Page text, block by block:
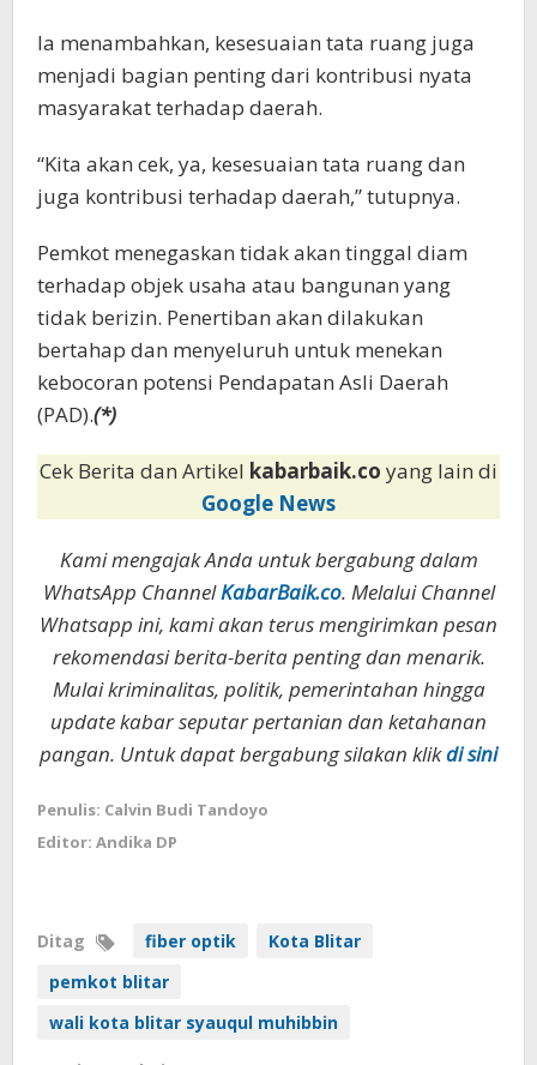
Ia menambahkan, kesesuaian tata ruang juga
menjadi bagian penting dari kontribusi nyata
masyarakat terhadap daerah.
“Kita akan cek, ya, kesesuaian tata ruang dan
juga kontribusi terhadap daerah,” tutupnya.
Pemkot menegaskan tidak akan tinggal diam
terhadap objek usaha atau bangunan yang
tidak berizin. Penertiban akan dilakukan
bertahap dan menyeluruh untuk menekan
kebocoran potensi Pendapatan Asli Daerah
(PAD).(*)
Cek Berita dan Artikel kabarbaik.co yang lain di
Google News
Kami mengajak Anda untuk bergabung dalam
WhatsApp ChannelKabarBaik.co. Melalui Channel
Whatsapp ini, kami akan terus mengirimkan pesan
rekomendasi berita-berita penting dan menarik.
Mulai kriminalitas, politik, pemerintahan hingga
update kabar seputar pertanian dan ketahanan
pangan. Untuk dapat bergabung silakan klikdi sini
Penulis: Calvin Budi Tandoyo
Editor: Andika DP
Ditag fiber optik
Kota Blitar
pemkot blitar
wali kota blitar syauqul muhibbin